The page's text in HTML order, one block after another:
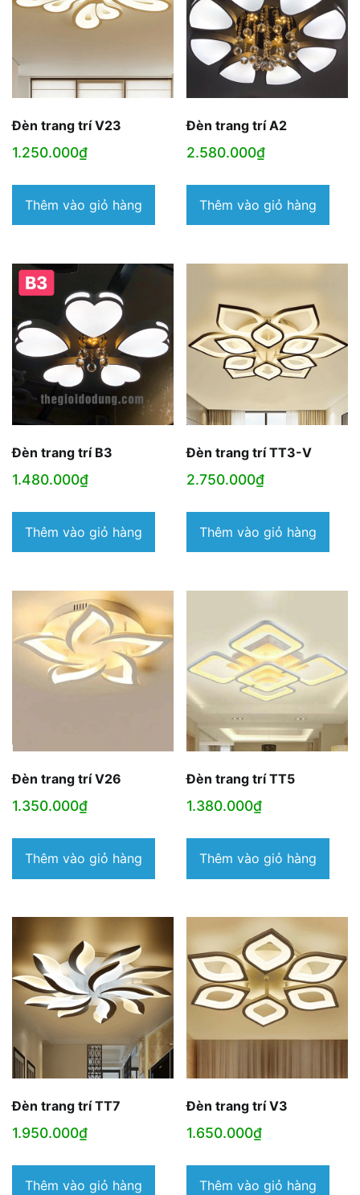
Đèn trang trí V23
1.250.000₫
Thêm vào giỏ hàng
Đèn trang trí A2
2.580.000₫
Thêm vào giỏ hàng
Đèn trang trí B3
1.480.000₫
Thêm vào giỏ hàng
Đèn trang trí TT3-V
2.750.000₫
Thêm vào giỏ hàng
Đèn trang trí V26
1.350.000₫
Thêm vào giỏ hàng
Đèn trang trí TT5
1.380.000₫
Thêm vào giỏ hàng
Đèn trang trí TT7
1.950.000₫
Thêm vào giỏ hàng
Đèn trang trí V3
1.650.000₫
Thêm vào giỏ hàng